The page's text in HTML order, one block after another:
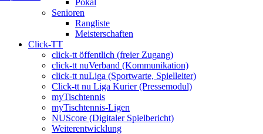
Pokal
Senioren
Rangliste
Meisterschaften
Click-TT
click-tt öffentlich (freier Zugang)
click-tt nuVerband (Kommunikation)
click-tt nuLiga (Sportwarte, Spielleiter)
Click-tt nu Liga Kurier (Pressemodul)
myTischtennis
myTischtennis-Ligen
NUScore (Digitaler Spielbericht)
Weiterentwicklung